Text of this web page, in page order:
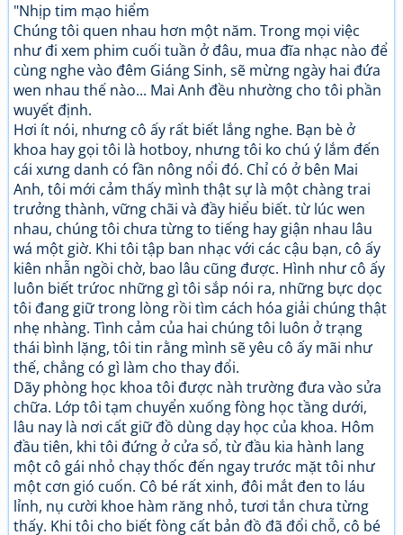
"Nhịp tim mạo hiểm
Chúng tôi quen nhau hơn một năm. Trong mọi việc
như đi xem phim cuối tuần ở đâu, mua đĩa nhạc nào để
cùng nghe vào đêm Giáng Sinh, sẽ mừng ngày hai đứa
wen nhau thế nào... Mai Anh đều nhường cho tôi phần
wuyết định.
Hơi ít nói, nhưng cô ấy rất biết lắng nghe. Bạn bè ở
khoa hay gọi tôi là hotboy, nhưng tôi ko chú ý lắm đến
cái xưng danh có fần nông nổi đó. Chỉ có ở bên Mai
Anh, tôi mới cảm thấy mình thật sự là một chàng trai
trưởng thành, vững chãi và đầy hiểu biết. từ lúc wen
nhau, chúng tôi chưa từng to tiếng hay giận nhau lâu
wá một giờ. Khi tôi tập ban nhạc với các cậu bạn, cô ấy
kiên nhẫn ngồi chờ, bao lâu cũng được. Hình như cô ấy
luôn biết trứoc những gì tôi sắp nói ra, những bực dọc
tôi đang giữ trong lòng rồi tìm cách hóa giải chúng thật
nhẹ nhàng. Tình cảm của hai chúng tôi luôn ở trạng
thái bình lặng, tôi tin rằng mình sẽ yêu cô ấy mãi như
thế, chẳng có gì làm cho thay đổi.
Dãy phòng học khoa tôi được nàh trường đưa vào sửa
chữa. Lớp tôi tạm chuyển xuống fòng học tầng dưới,
lâu nay là nơi cất giữ đồ dùng dạy học của khoa. Hôm
đầu tiên, khi tôi đứng ở cửa sổ, từ đầu kia hành lang
một cô gái nhỏ chạy thốc đến ngay trước mặt tôi như
một cơn gió cuốn. Cô bé rất xinh, đôi mắt đen to láu
lỉnh, nụ cười khoe hàm răng nhỏ, tươi tắn chưa từng
thấy. Khi tôi cho biết fòng cất bản đồ đã đổi chỗ, cô bé